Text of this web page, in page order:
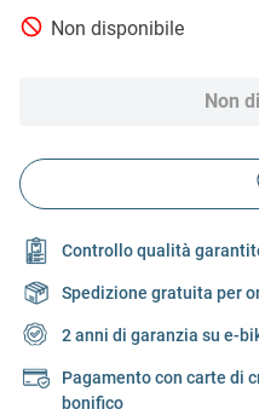
Non disponibile
Non
Controllo qualità
Spedizione gratuita per
2 anni di garanzia su e-
Pagamento con carte di
bonifico